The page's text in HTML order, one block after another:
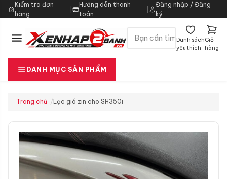
Kiểm tra đơn
hàng
|
Hướng dẫn thanh
toán
Đăng nhập / Đăng
ký
Danh sách
yêu thích
Giỏ
hàng
DANH MỤC SẢN PHẨM
Trang chủ Lọc gió zin cho SH350i